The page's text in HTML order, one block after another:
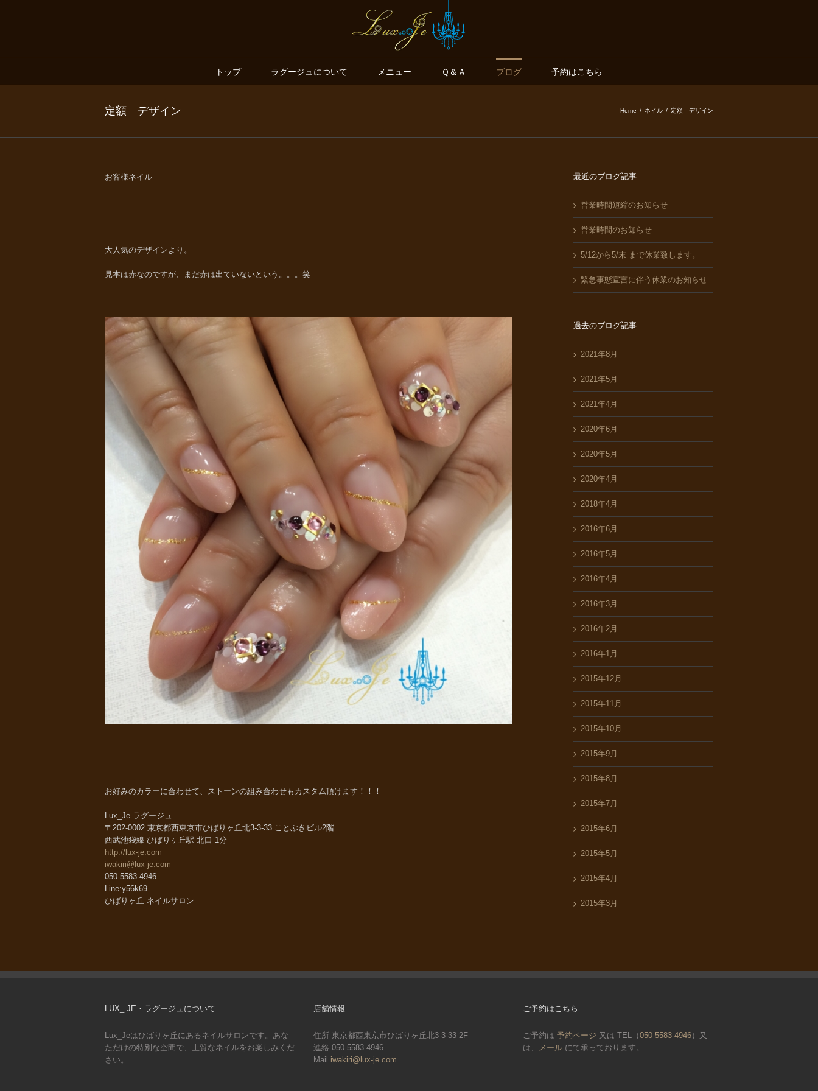
トップ ラグージュについて メニュー Ｑ＆Ａ ブログ 予約はこちら
定額 デザイン Home / ネイル / 定額 デザイン
お客様ネイル
大人気のデザインより。
見本は赤なのですが、まだ赤は出ていないという。。。笑
お好みのカラーに合わせて、ストーンの組み合わせもカスタム頂けます！！！
Lux_Je ラグージュ
〒202-0002 東京都西東京市ひばりヶ丘北3-3-33 ことぶきビル2階
西武池袋線 ひばりヶ丘駅 北口 1分
http://lux-je.com
iwakiri@lux-je.com
050-5583-4946
Line:y56k69
ひばりヶ丘 ネイルサロン
最近のブログ記事
営業時間短縮のお知らせ
営業時間のお知らせ
5/12から5/末 まで休業致します。
緊急事態宣言に伴う休業のお知らせ
過去のブログ記事
2021年8月
2021年5月
2021年4月
2020年6月
2020年5月
2020年4月
2018年4月
2016年6月
2016年5月
2016年4月
2016年3月
2016年2月
2016年1月
2015年12月
2015年11月
2015年10月
2015年9月
2015年8月
2015年7月
2015年6月
2015年5月
2015年4月
2015年3月
LUX_ JE・ラグージュについて
Lux_Jeはひばりヶ丘にあるネイルサロンです。あな
ただけの特別な空間で、上質なネイルをお楽しみくだ
さい。
店舗情報
住所 東京都西東京市ひばりヶ丘北3-3-33-2F
連絡 050-5583-4946
Mail iwakiri@lux-je.com
ご予約はこちら
ご予約は 予約ページ 又は TEL（050-5583-4946）又
は、
メール にて承っております。